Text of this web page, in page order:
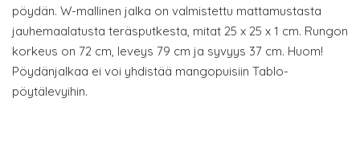
pöydän. W-mallinen jalka on valmistettu mattamustasta
jauhemaalatusta teräsputkesta, mitat 25 x 25 x 1 cm. Rungon
korkeus on 72 cm, leveys 79 cm ja syvyys 37 cm. Huom!
Pöydänjalkaa ei voi yhdistää mangopuisiin Tablo-
pöytälevyihin.